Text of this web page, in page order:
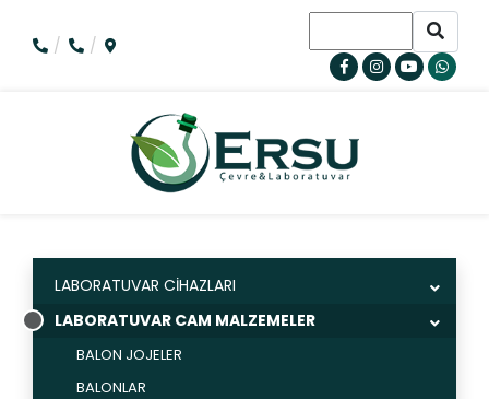
LABORATUVAR CİHAZLARI
LABORATUVAR CAM MALZEMELER
BALON JOJELER
BALONLAR